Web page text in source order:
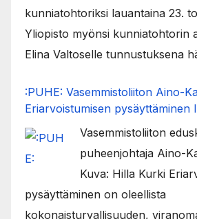
kunniatohtoriksi lauantaina 23.
Yliopisto myönsi kunniatohtorin
Elina Valtoselle tunnustuksena
:PUHE: Vasemmistoliiton Aino-
Eriarvoistumisen pysäyttäminen
Vasemmistoliiton
puheenjohtaja Aino-
Kuva: Hilla Kurki
pysäyttäminen on oleellista
kokonaisturvallisuuden,